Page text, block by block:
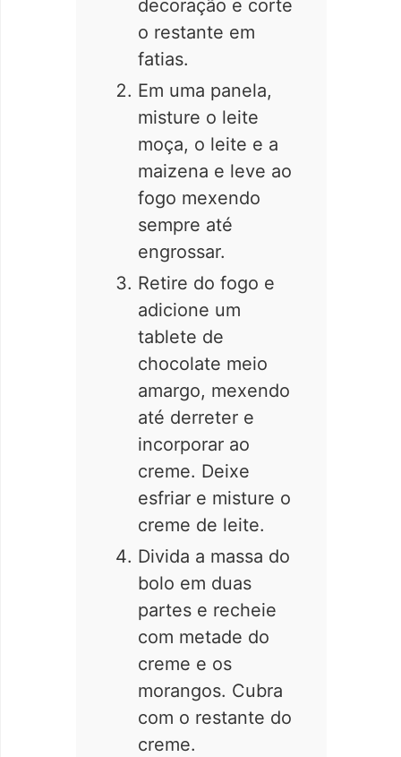
decoração e corte
o restante em
fatias.
Em uma panela,
misture o leite
moça, o leite e a
maizena e leve ao
fogo mexendo
sempre até
engrossar.
Retire do fogo e
adicione um
tablete de
chocolate meio
amargo, mexendo
até derreter e
incorporar ao
creme. Deixe
esfriar e misture o
creme de leite.
Divida a massa do
bolo em duas
partes e recheie
com metade do
creme e os
morangos. Cubra
com o restante do
creme.